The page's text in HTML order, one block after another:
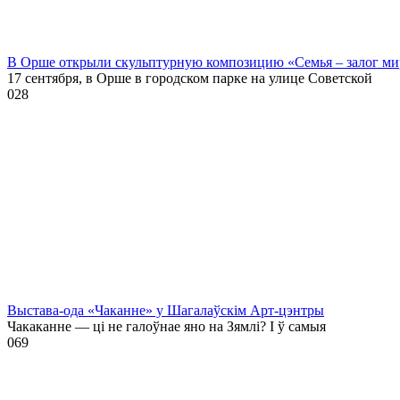
В Орше открыли скульптурную композицию «Семья – залог
17 сентября, в Орше в городском парке на улице Советской
028
Выстава-ода «Чаканне» у Шагалаўскім Арт-цэнтры
Чакаканне — ці не галоўнае яно на Зямлі? І ў самыя
069